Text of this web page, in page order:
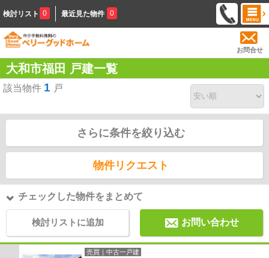
検討リスト 0 最近見た物件 0
お問合せ
大和市福田 戸建一覧
該当物件 1 戸
さらに条件を絞り込む
物件リクエスト
チェックした物件をまとめて
検討リストに追加 お問い合わせ
売買｜中古一戸建